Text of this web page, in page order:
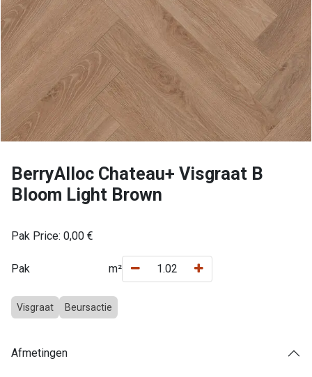
BerryAlloc Chateau+ Visgraat B
Bloom Light Brown
Pak Price: 0,00 €
Pak m²
Visgraat Beursactie
Afmetingen